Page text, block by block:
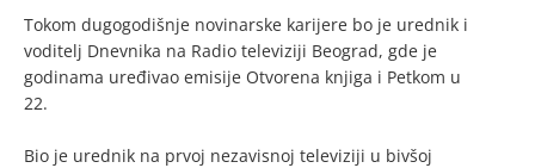
Tokom dugogodišnje novinarske karijere bo je urednik i
voditelj Dnevnika na Radio televiziji Beograd, gde je
godinama uređivao emisije Otvorena knjiga i Petkom u
22.
Bio je urednik na prvoj nezavisnoj televiziji u bivšoj